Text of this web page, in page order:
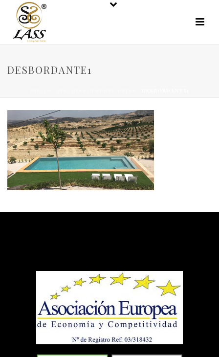
DESBORDANTE1